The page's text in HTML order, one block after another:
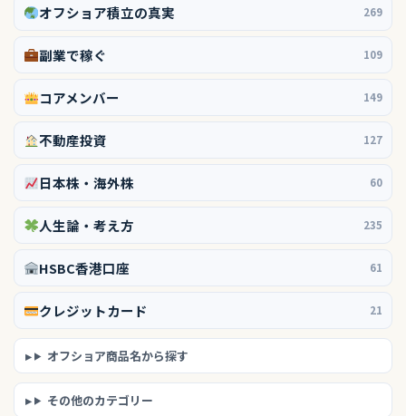
オフショア積立の真実 269
副業で稼ぐ 109
コアメンバー 149
不動産投資 127
日本株・海外株 60
人生論・考え方 235
HSBC香港口座 61
クレジットカード 21
オフショア商品名から探す
その他のカテゴリー